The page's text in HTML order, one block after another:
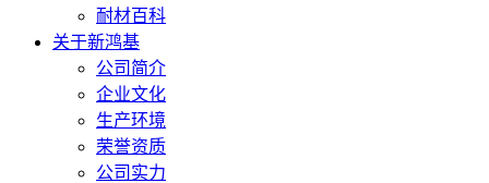
耐材百科
关于新鸿基
公司简介
企业文化
生产环境
荣誉资质
公司实力